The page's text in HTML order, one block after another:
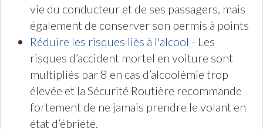
vie du conducteur et de ses passagers, mais
également de conserver son permis à points
Réduire les risques liès à l'alcool - Les
risques d’accident mortel en voiture sont
multipliés par 8 en cas d’alcoolémie trop
élevée et la Sécurité Routière recommande
fortement de ne jamais prendre le volant en
état d’ébriété.